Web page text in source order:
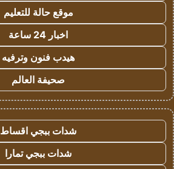
موقع حالة للتعليم
اخبار 24 ساعة
هيدب فنون وترفيه
صحيفة العالم
شدات ببجي اقساط
شدات ببجي تمارا